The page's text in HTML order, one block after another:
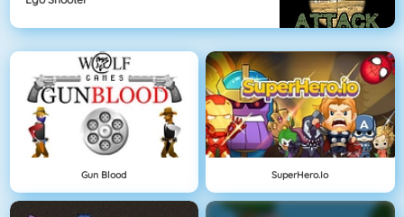
Gun Blood SuperHero.io